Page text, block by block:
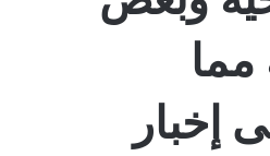
مما
إخبار